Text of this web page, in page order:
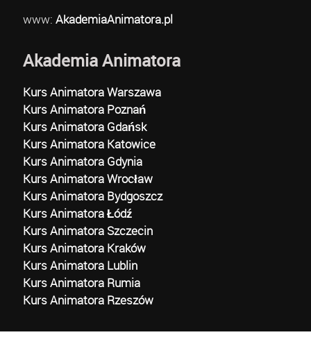
www: AkademiaAnimatora.pl
Akademia Animatora
Kurs Animatora Warszawa
Kurs Animatora Poznań
Kurs Animatora Gdańsk
Kurs Animatora Katowice
Kurs Animatora Gdynia
Kurs Animatora Wrocław
Kurs Animatora Bydgoszcz
Kurs Animatora Łódź
Kurs Animatora Szczecin
Kurs Animatora Kraków
Kurs Animatora Lublin
Kurs Animatora Rumia
Kurs Animatora Rzeszów